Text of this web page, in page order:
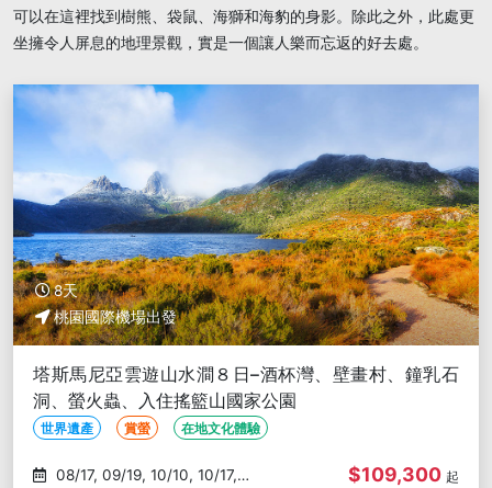
可以在這裡找到樹熊、袋鼠、海獅和海豹的身影。除此之外，此處更
坐擁令人屏息的地理景觀，實是一個讓人樂而忘返的好去處。
8天
桃園國際機場出發
塔斯馬尼亞雲遊山水澗８日–酒杯灣、壁畫村、鐘乳石
洞、螢火蟲、入住搖籃山國家公園
世界遺產 賞螢 在地文化體驗
$109,300 起